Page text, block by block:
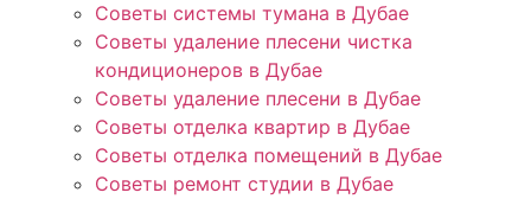
Советы системы тумана в Дубае
Советы удаление плесени чистка
кондиционеров в Дубае
Советы удаление плесени в Дубае
Советы отделка квартир в Дубае
Советы отделка помещений в Дубае
Советы ремонт студии в Дубае